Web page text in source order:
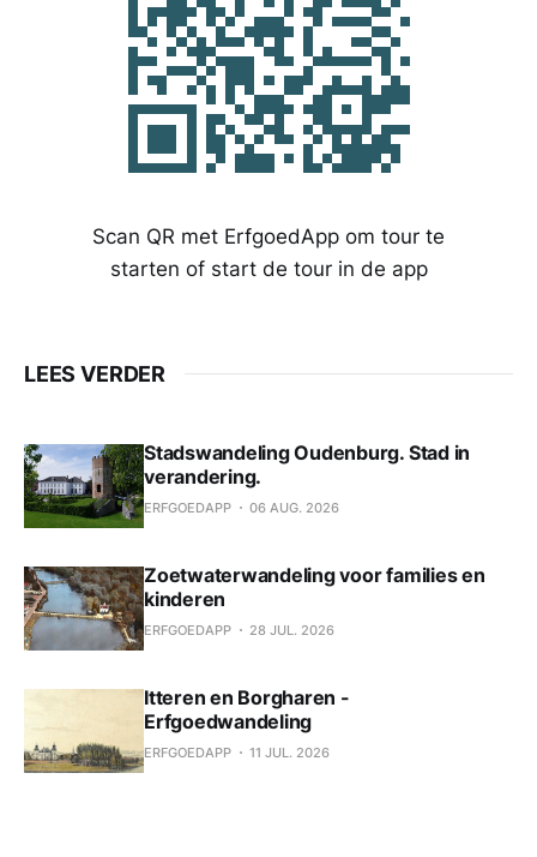
Scan QR met ErfgoedApp om tour te
starten of start de tour in de app
LEES VERDER
Stadswandeling Oudenburg. Stad in
verandering.
ERFGOEDAPP 06 AUG. 2026
Zoetwaterwandeling voor families en
kinderen
ERFGOEDAPP 28 JUL. 2026
Itteren en Borgharen -
Erfgoedwandeling
ERFGOEDAPP 11 JUL. 2026